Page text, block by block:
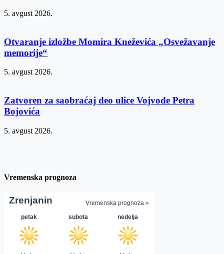
5. avgust 2026.
Otvaranje izložbe Momira Kneževića „Osvežavanje
memorije“
5. avgust 2026.
Zatvoren za saobraćaj deo ulice Vojvode Petra
Bojovića
5. avgust 2026.
Vremenska prognoza